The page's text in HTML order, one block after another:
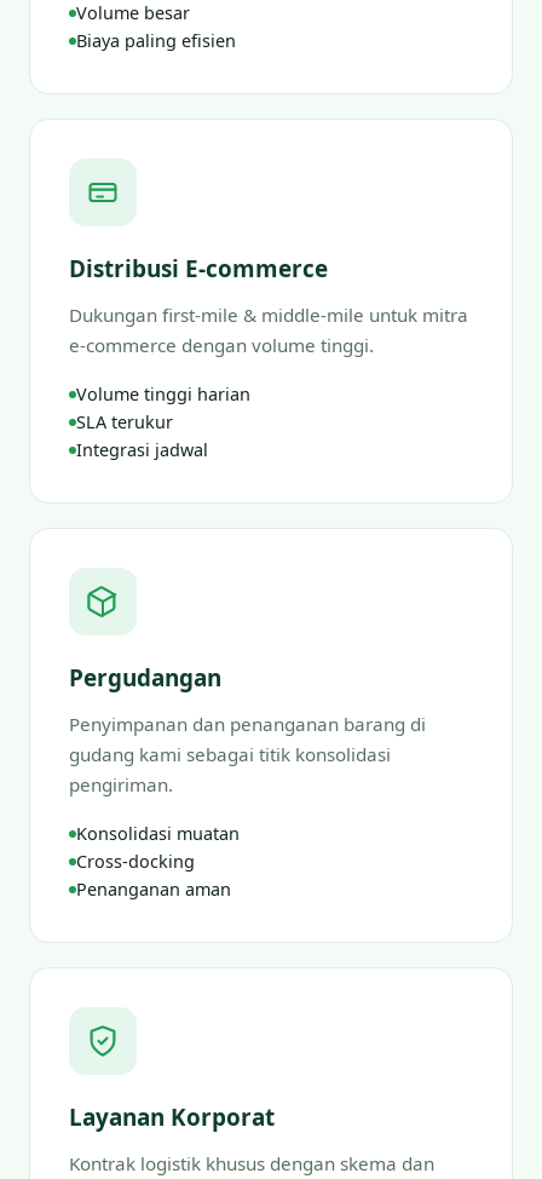
Volume besar
Biaya paling efisien
Distribusi E-commerce
Dukungan first-mile & middle-mile untuk mitra
e-commerce dengan volume tinggi.
Volume tinggi harian
SLA terukur
Integrasi jadwal
Pergudangan
Penyimpanan dan penanganan barang di
gudang kami sebagai titik konsolidasi
pengiriman.
Konsolidasi muatan
Cross-docking
Penanganan aman
Layanan Korporat
Kontrak logistik khusus dengan skema dan